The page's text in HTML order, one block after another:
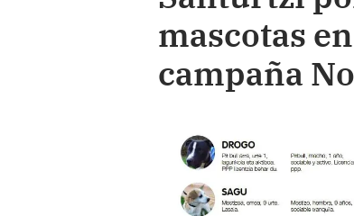
mascotas
campaña